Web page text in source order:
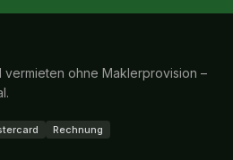
vermieten ohne Maklerprovision –
Rechnung